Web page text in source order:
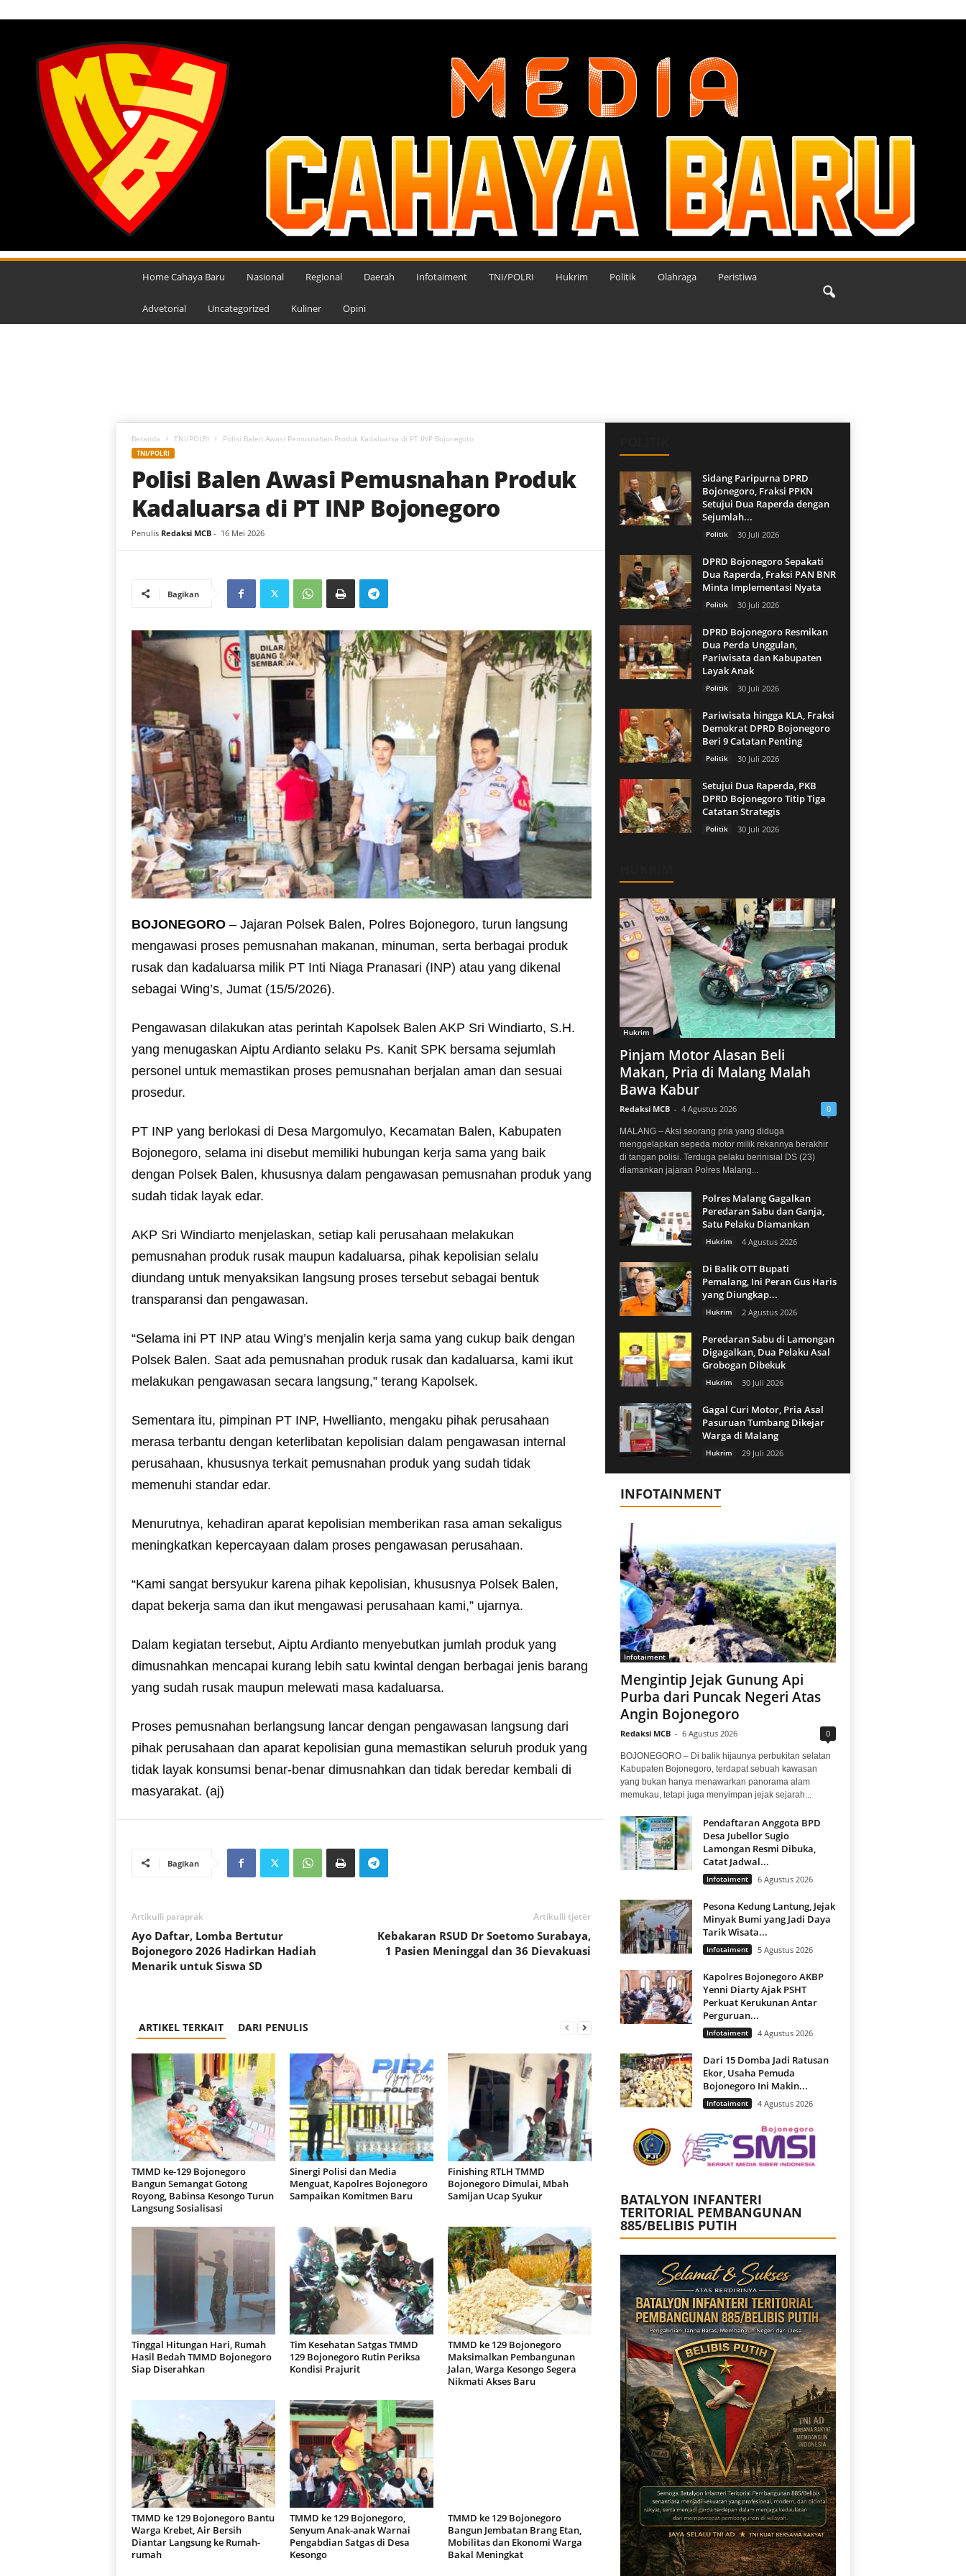
M
Home Cahaya Baru Nasional Regional Daerah Infotaiment TNI/POLRI Hukrim Politik Olahraga Peristiwa
Advetorial Uncategorized Kuliner Opini
Beranda TNI/POLRI Polisi Balen Awasi Pemusnahan Produk Kadaluarsa di PT INP Bojonegoro
TNI/POLRI
Polisi Balen Awasi Pemusnahan Produk
Kadaluarsa di PT INP Bojonegoro
Penulis Redaksi MCB- 16 Mei 2026
Bagikan
BOJONEGORO– Jajaran Polsek Balen, Polres Bojonegoro, turun langsung
mengawasi proses pemusnahan makanan, minuman, serta berbagai produk
rusak dan kadaluarsa milik PT Inti Niaga Pranasari (INP) atau yang dikenal
sebagai Wing’s, Jumat (15/5/2026).
Pengawasan dilakukan atas perintah Kapolsek Balen AKP Sri Windiarto, S.H.
yang menugaskan Aiptu Ardianto selaku Ps. Kanit SPK bersama sejumlah
personel untuk memastikan proses pemusnahan berjalan aman dan sesuai
prosedur.
PT INP yang berlokasi di Desa Margomulyo, Kecamatan Balen, Kabupaten
Bojonegoro, selama ini disebut memiliki hubungan kerja sama yang baik
dengan Polsek Balen, khususnya dalam pengawasan pemusnahan produk yang
sudah tidak layak edar.
AKP Sri Windiarto menjelaskan, setiap kali perusahaan melakukan
pemusnahan produk rusak maupun kadaluarsa, pihak kepolisian selalu
diundang untuk menyaksikan langsung proses tersebut sebagai bentuk
transparansi dan pengawasan.
“Selama ini PT INP atau Wing’s menjalin kerja sama yang cukup baik dengan
Polsek Balen. Saat ada pemusnahan produk rusak dan kadaluarsa, kami ikut
melakukan pengawasan secara langsung,” terang Kapolsek.
Sementara itu, pimpinan PT INP, Hwellianto, mengaku pihak perusahaan
merasa terbantu dengan keterlibatan kepolisian dalam pengawasan internal
perusahaan, khususnya terkait pemusnahan produk yang sudah tidak
memenuhi standar edar.
Menurutnya, kehadiran aparat kepolisian memberikan rasa aman sekaligus
meningkatkan kepercayaan dalam proses pengawasan perusahaan.
“Kami sangat bersyukur karena pihak kepolisian, khususnya Polsek Balen,
dapat bekerja sama dan ikut mengawasi perusahaan kami,” ujarnya.
Dalam kegiatan tersebut, Aiptu Ardianto menyebutkan jumlah produk yang
dimusnahkan mencapai kurang lebih satu kwintal dengan berbagai jenis barang
yang sudah rusak maupun melewati masa kadaluarsa.
Proses pemusnahan berlangsung lancar dengan pengawasan langsung dari
pihak perusahaan dan aparat kepolisian guna memastikan seluruh produk yang
tidak layak konsumsi benar-benar dimusnahkan dan tidak beredar kembali di
masyarakat. (aj)
Bagikan
Artikulli paraprak
Ayo Daftar, Lomba Bertutur
Bojonegoro 2026 Hadirkan Hadiah
Menarik untuk Siswa SD
Artikulli tjetër
Kebakaran RSUD Dr Soetomo Surabaya,
1 Pasien Meninggal dan 36 Dievakuasi
ARTIKEL TERKAIT DARI PENULIS
TMMD ke-129 Bojonegoro
Bangun Semangat Gotong
Royong, Babinsa Kesongo Turun
Langsung Sosialisasi
Sinergi Polisi dan Media
Menguat, Kapolres Bojonegoro
Sampaikan Komitmen Baru
Finishing RTLH TMMD
Bojonegoro Dimulai, Mbah
Samijan Ucap Syukur
Tinggal Hitungan Hari, Rumah
Hasil Bedah TMMD Bojonegoro
Siap Diserahkan
Tim Kesehatan Satgas TMMD
129 Bojonegoro Rutin Periksa
Kondisi Prajurit
TMMD ke 129 Bojonegoro
Maksimalkan Pembangunan
Jalan, Warga Kesongo Segera
Nikmati Akses Baru
TMMD ke 129 Bojonegoro Bantu
Warga Krebet, Air Bersih
Diantar Langsung ke Rumah-
rumah
TMMD ke 129 Bojonegoro,
Senyum Anak-anak Warnai
Pengabdian Satgas di Desa
Kesongo
TMMD ke 129 Bojonegoro
Bangun Jembatan Brang Etan,
Mobilitas dan Ekonomi Warga
Bakal Meningkat
Sidang Paripurna DPRD
Bojonegoro, Fraksi PPKN
Setujui Dua Raperda dengan
Sejumlah...
Politik 30 Juli 2026
DPRD Bojonegoro Sepakati
Dua Raperda, Fraksi PAN BNR
Minta Implementasi Nyata
Politik 30 Juli 2026
DPRD Bojonegoro Resmikan
Dua Perda Unggulan,
Pariwisata dan Kabupaten
Layak Anak
Politik 30 Juli 2026
Pariwisata hingga KLA, Fraksi
Demokrat DPRD Bojonegoro
Beri 9 Catatan Penting
Politik 30 Juli 2026
Setujui Dua Raperda, PKB
DPRD Bojonegoro Titip Tiga
Catatan Strategis
Politik 30 Juli 2026
Hukrim
Pinjam Motor Alasan Beli
Makan, Pria di Malang Malah
Bawa Kabur
Redaksi MCB - 4 Agustus 2026 0
MALANG – Aksi seorang pria yang diduga
menggelapkan sepeda motor milik rekannya berakhir
di tangan polisi. Terduga pelaku berinisial DS (23)
diamankan jajaran Polres Malang...
Polres Malang Gagalkan
Peredaran Sabu dan Ganja,
Satu Pelaku Diamankan
Hukrim 4 Agustus 2026
Di Balik OTT Bupati
Pemalang, Ini Peran Gus Haris
yang Diungkap...
Hukrim 2 Agustus 2026
Peredaran Sabu di Lamongan
Digagalkan, Dua Pelaku Asal
Grobogan Dibekuk
Hukrim 30 Juli 2026
Gagal Curi Motor, Pria Asal
Pasuruan Tumbang Dikejar
Warga di Malang
Hukrim 29 Juli 2026
INFOTAINMENT
Infotaiment
Mengintip Jejak Gunung Api
Purba dari Puncak Negeri Atas
Angin Bojonegoro
Redaksi MCB - 6 Agustus 2026 0
BOJONEGORO – Di balik hijaunya perbukitan selatan
Kabupaten Bojonegoro, terdapat sebuah kawasan
yang bukan hanya menawarkan panorama alam
memukau, tetapi juga menyimpan jejak sejarah...
Pendaftaran Anggota BPD
Desa Jubellor Sugio
Lamongan Resmi Dibuka,
Catat Jadwal...
Infotaiment 6 Agustus 2026
Pesona Kedung Lantung, Jejak
Minyak Bumi yang Jadi Daya
Tarik Wisata...
Infotaiment 5 Agustus 2026
Kapolres Bojonegoro AKBP
Yenni Diarty Ajak PSHT
Perkuat Kerukunan Antar
Perguruan...
Infotaiment 4 Agustus 2026
Dari 15 Domba Jadi Ratusan
Ekor, Usaha Pemuda
Bojonegoro Ini Makin...
Infotaiment 4 Agustus 2026
BATALYON INFANTERI
TERITORIAL PEMBANGUNAN
885/BELIBIS PUTIH